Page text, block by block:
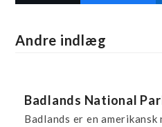
Andre indlæg
Badlands National
Badlands er en